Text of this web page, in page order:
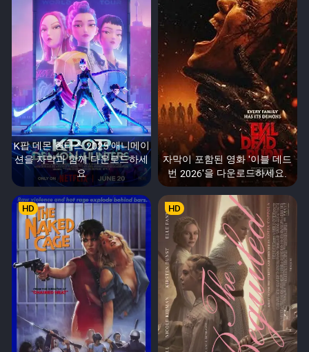
K팝 데몬 헌터스 2025 애니메이
션을 자막과 함께 다운로드하세
요
자막이 포함된 영화 '이블 데드
번 2026'을 다운로드하세요.
HD HD